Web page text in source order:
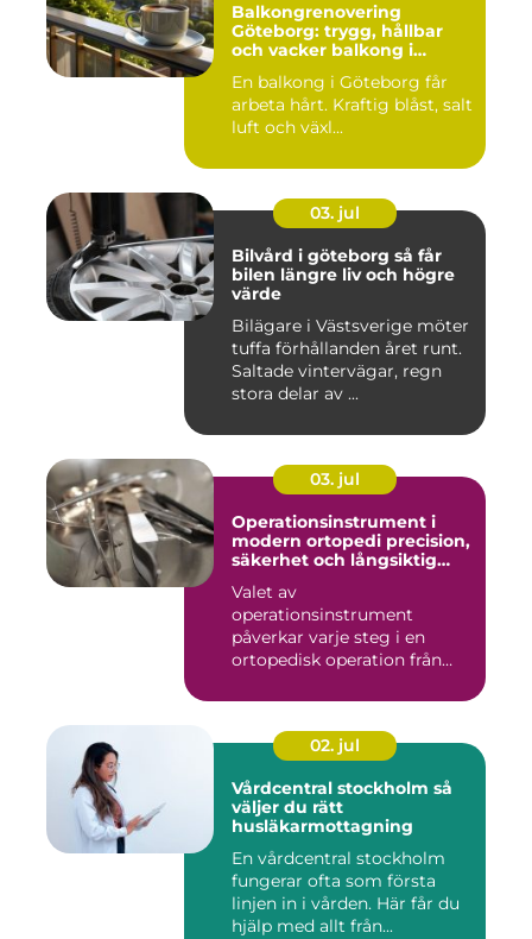
Balkongrenovering
Göteborg: trygg, hållbar
och vacker balkong i
En balkong i Göteborg får
arbeta hårt. Kraftig blåst, salt
luft och växl...
03. jul
Bilvård i göteborg så får
bilen längre liv och högre
värde
Bilägare i Västsverige möter
tuffa förhållanden året runt.
Saltade vintervägar, regn
stora delar av ...
03. jul
Operationsinstrument i
modern ortopedi precision,
säkerhet och långsiktig
Valet av
operationsinstrument
påverkar varje steg i en
ortopedisk operation från
02. jul
Vårdcentral stockholm så
väljer du rätt
husläkarmottagning
En vårdcentral stockholm
fungerar ofta som första
linjen in i vården. Här får du
hjälp med allt från...